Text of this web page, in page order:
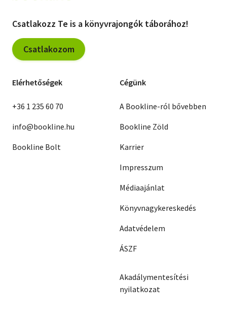
Csatlakozz Te is a könyvrajongók táborához!
Csatlakozom
Elérhetőségek
+36 1 235 60 70
info@bookline.hu
Bookline Bolt
Cégünk
A Bookline-ról bővebben
Bookline Zöld
Karrier
Impresszum
Médiaajánlat
Könyvnagykereskedés
Adatvédelem
ÁSZF
Akadálymentesítési
nyilatkozat